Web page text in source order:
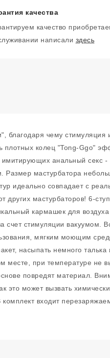
качества
качество
написали здесь
благодаря чему стимуляция
колец "Tong-Ggo"
анальный секс -
мастурбатора
идеально совпадает с
мастурбаторов! 6-
кармашек для
стимуляции вакуумом.
мягким моющим
насыпать немного
месте, при температуре не
повредят материал.
это может вызвать
входит